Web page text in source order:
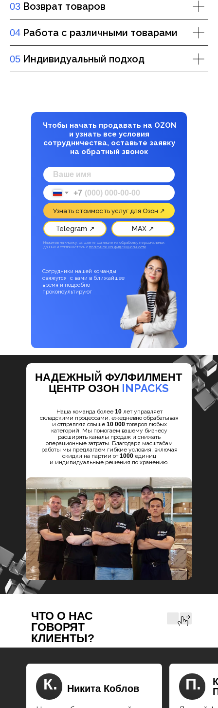
03 Возврат товаров
04 Работа с различными товарами
05 Индивидуальный подход
Сотрудники нашей команды
свяжутся с вами в ближайшее
время и подробно
проконсультируют
Чтобы начать продавать на OZON
и узнать все условия
сотрудничества, оставьте заявку
на обратный звонок
MAX ↗
Нажимая на кнопку, вы даете согласие на обработку персональных
данных и соглашаетесь c политикой конфиденциальности
+7
Узнать стоимость услуг для Озон ↗
Telegram ↗
НАДЕЖНЫЙ ФУЛФИЛМЕНТ
ЦЕНТР ОЗОН INPACKS
Наша команда более 10лет управляет
складскими процессами, ежедневно обрабатывая
и отправляя свыше 10 000товаров любых
категорий. Мы помогаем вашему бизнесу
расширять каналы продаж и снижать
операционные затраты. Благодаря масштабам
работы мы предлагаем гибкие условия, включая
скидки на партии от1000 единиц
и индивидуальные решения по хранению.
ЧТО О НАС
ГОВОРЯТ
КЛИЕНТЫ?
П.
К. Никита Коблов